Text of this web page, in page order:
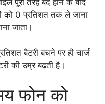
पूरी तरह बंद होने के बाद
को 0 प्रतिशत तक ले जाना
जाता।
बैटरी बचने पर ही चार्ज
की उम्र बढ़ती है।
फोन को